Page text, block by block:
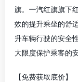
旗。一汽红旗旗下
效的提升乘坐的舒
升车辆行驶的安全
大限度保护乘客的安
【免费获取底价】